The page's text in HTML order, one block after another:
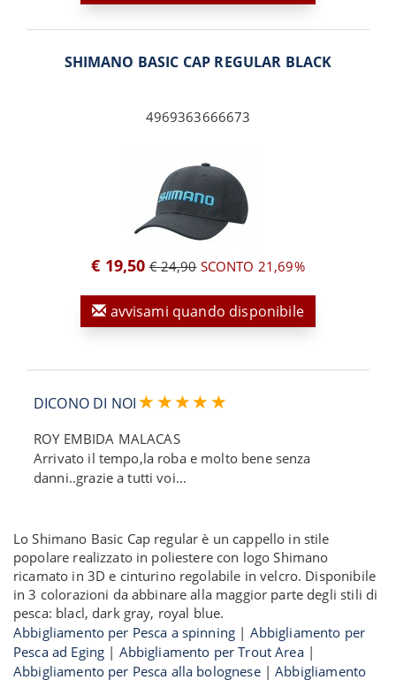
SHIMANO BASIC CAP REGULAR BLACK
4969363666673
€ 19,50 € 24,90SCONTO 21,69%
avvisami quando disponibile
DICONO DI NOI
ROY EMBIDA MALACAS
Arrivato il tempo,la roba e molto bene senza
danni..grazie a tutti voi...
Lo Shimano Basic Cap regular è un cappello in stile
popolare realizzato in poliestere con logo Shimano
ricamato in 3D e cinturino regolabile in velcro. Disponibile
in 3 colorazioni da abbinare alla maggior parte degli stili di
pesca: blacl, dark gray, royal blue.
Abbigliamento per Pesca a spinning | Abbigliamento per
Pesca ad Eging | Abbigliamento per Trout Area|
Abbigliamento per Pesca alla bolognese|Abbigliamento